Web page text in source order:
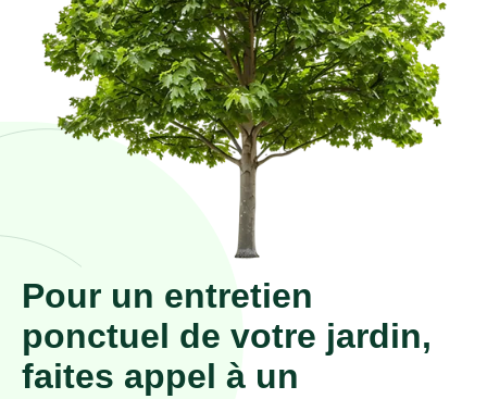
Pour un entretien
ponctuel de votre jardin,
faites appel à un